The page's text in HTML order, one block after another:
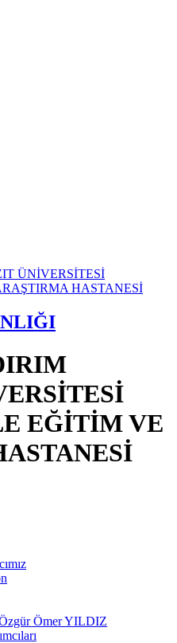
EĞİTİM VE
Ömer YILDIZ